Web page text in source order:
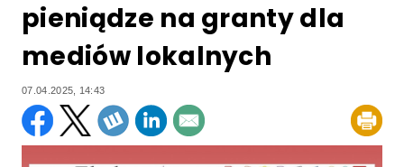
pieniądze na granty dla
mediów lokalnych
07.04.2025, 14:43